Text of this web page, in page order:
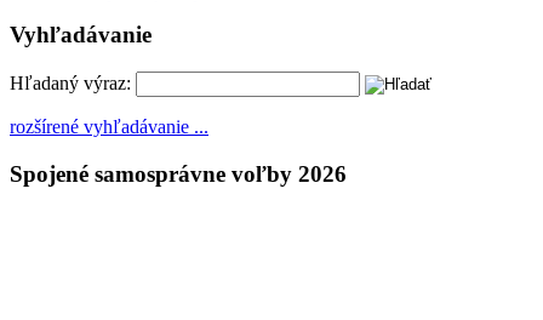
Vyhľadávanie
Hľadaný výraz:
rozšírené vyhľadávanie ...
Spojené samosprávne voľby 2026